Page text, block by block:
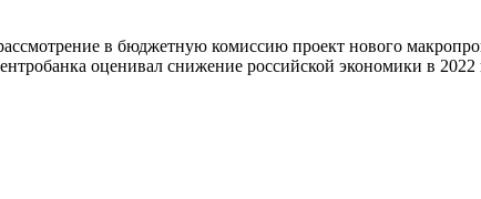
в бюджетную комиссию проект нового
оценивал снижение российской экономики в 2022